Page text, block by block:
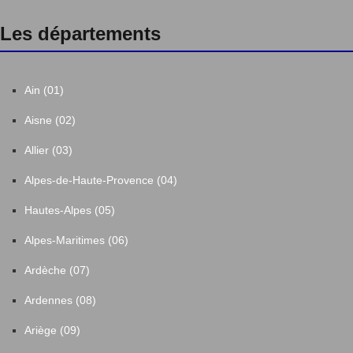
Les départements
Ain (01)
Aisne (02)
Allier (03)
Alpes-de-Haute-Provence (04)
Hautes-Alpes (05)
Alpes-Maritimes (06)
Ardèche (07)
Ardennes (08)
Ariège (09)